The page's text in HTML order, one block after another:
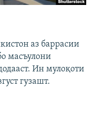
аз баррасии
масъулони
Ин мулоқоти
гузашт.